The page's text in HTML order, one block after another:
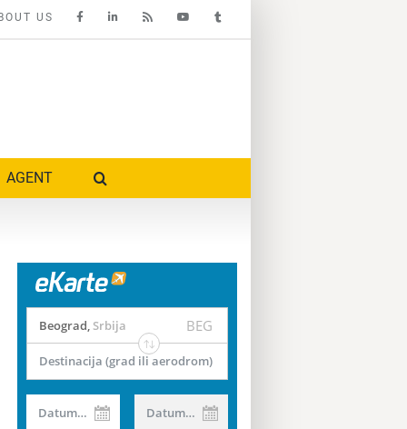
US
AGENT
Beograd, Srbija BEG
Destinacija (grad ili aerodrom)
Datum od Datum do